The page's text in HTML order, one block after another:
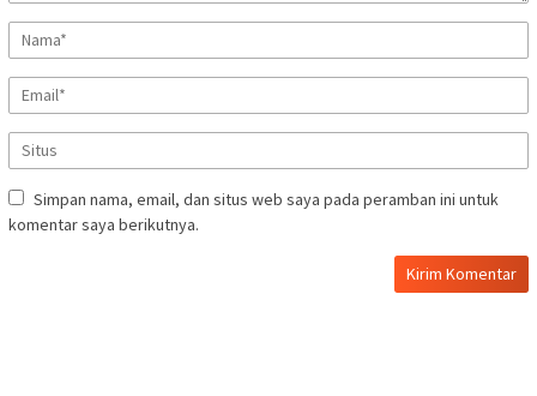
Simpan nama, email, dan situs web saya pada peramban ini untuk
komentar saya berikutnya.